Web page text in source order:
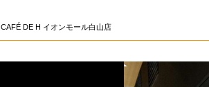
CAFÉ DE H イオンモール白山店